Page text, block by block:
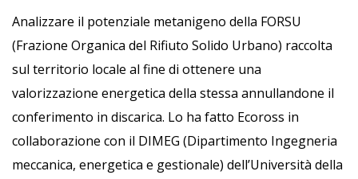
Analizzare il potenziale metanigeno della FORSU
(Frazione Organica del Rifiuto Solido Urbano) raccolta
sul territorio locale al fine di ottenere una
valorizzazione energetica della stessa annullandone il
conferimento in discarica. Lo ha fatto Ecoross in
collaborazione con il DIMEG (Dipartimento Ingegneria
meccanica, energetica e gestionale) dell’Università della